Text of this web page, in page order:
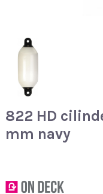
822 HD
mm navy